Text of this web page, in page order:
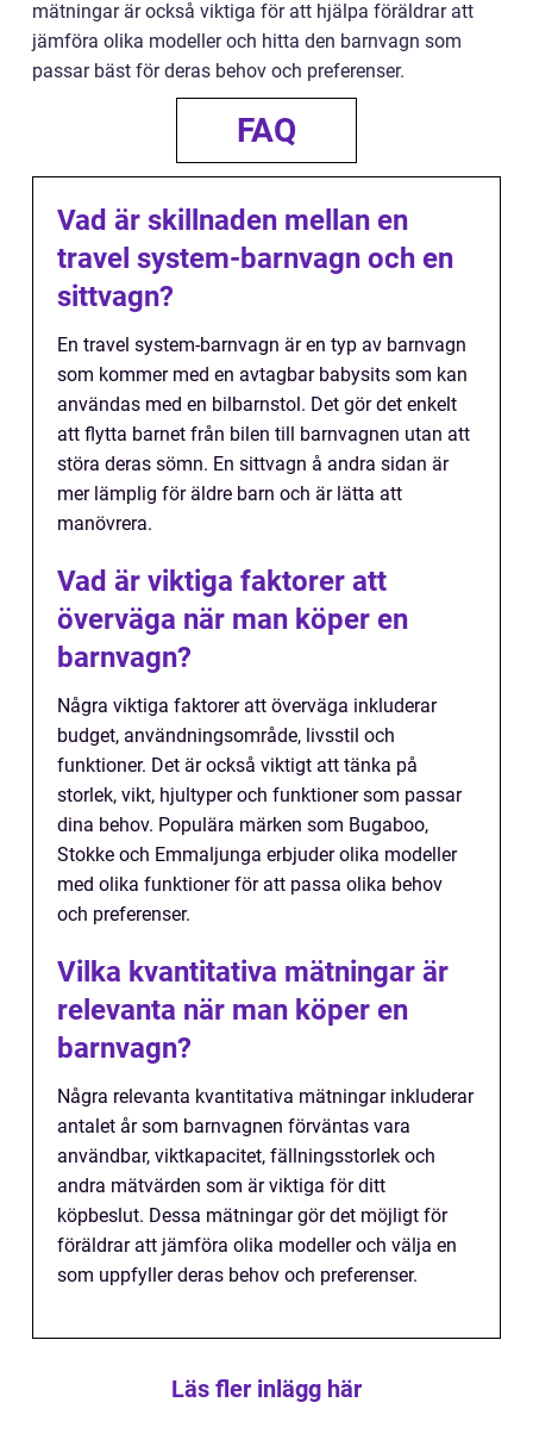
mätningar är också viktiga för att hjälpa föräldrar att
jämföra olika modeller och hitta den barnvagn som
passar bäst för deras behov och preferenser.
FAQ
Vad är skillnaden mellan en
travel system-barnvagn och en
sittvagn?
En travel system-barnvagn är en typ av barnvagn
som kommer med en avtagbar babysits som kan
användas med en bilbarnstol. Det gör det enkelt
att flytta barnet från bilen till barnvagnen utan att
störa deras sömn. En sittvagn å andra sidan är
mer lämplig för äldre barn och är lätta att
manövrera.
Vad är viktiga faktorer att
överväga när man köper en
barnvagn?
Några viktiga faktorer att överväga inkluderar
budget, användningsområde, livsstil och
funktioner. Det är också viktigt att tänka på
storlek, vikt, hjultyper och funktioner som passar
dina behov. Populära märken som Bugaboo,
Stokke och Emmaljunga erbjuder olika modeller
med olika funktioner för att passa olika behov
och preferenser.
Vilka kvantitativa mätningar är
relevanta när man köper en
barnvagn?
Några relevanta kvantitativa mätningar inkluderar
antalet år som barnvagnen förväntas vara
användbar, viktkapacitet, fällningsstorlek och
andra mätvärden som är viktiga för ditt
köpbeslut. Dessa mätningar gör det möjligt för
föräldrar att jämföra olika modeller och välja en
som uppfyller deras behov och preferenser.
Läs fler inlägg här